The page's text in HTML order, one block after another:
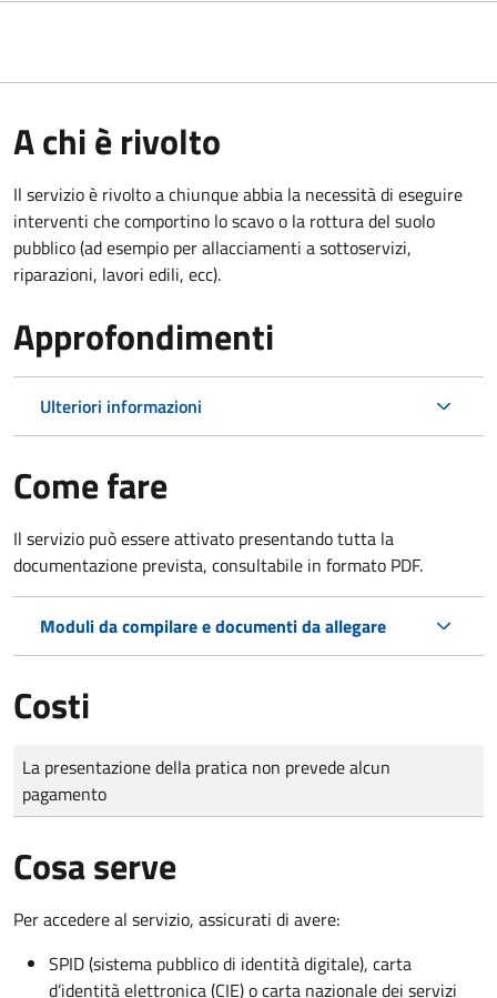
A chi è rivolto
Il servizio è rivolto a chiunque abbia la necessità di eseguire
interventi che comportino lo scavo o la rottura del suolo
pubblico (ad esempio per allacciamenti a sottoservizi,
riparazioni, lavori edili, ecc).
Approfondimenti
Ulteriori informazioni
Come fare
Il servizio può essere attivato presentando tutta la
documentazione prevista, consultabile in formato PDF.
Moduli da compilare e documenti da allegare
Costi
Tipo di pagamento
Importo
La presentazione della pratica non prevede alcun
pagamento
Cosa serve
Per accedere al servizio, assicurati di avere:
SPID (sistema pubblico di identità digitale), carta
d’identità elettronica (CIE) o carta nazionale dei servizi